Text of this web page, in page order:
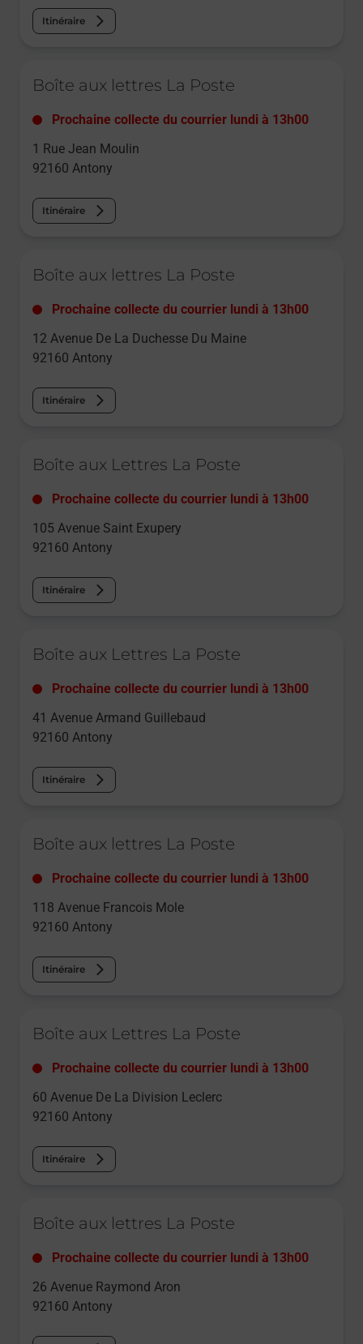
Itinéraire
Boîte aux lettres La Poste
Prochaine collecte du courrier lundi à 13h00
1 Rue Jean Moulin
92160 Antony
Itinéraire
Boîte aux lettres La Poste
Prochaine collecte du courrier lundi à 13h00
12 Avenue De La Duchesse Du Maine
92160 Antony
Itinéraire
Boîte aux Lettres La Poste
Prochaine collecte du courrier lundi à 13h00
105 Avenue Saint Exupery
92160 Antony
Itinéraire
Boîte aux Lettres La Poste
Prochaine collecte du courrier lundi à 13h00
41 Avenue Armand Guillebaud
92160 Antony
Itinéraire
Boîte aux lettres La Poste
Prochaine collecte du courrier lundi à 13h00
118 Avenue Francois Mole
92160 Antony
Itinéraire
Boîte aux Lettres La Poste
Prochaine collecte du courrier lundi à 13h00
60 Avenue De La Division Leclerc
92160 Antony
Itinéraire
Boîte aux lettres La Poste
Prochaine collecte du courrier lundi à 13h00
26 Avenue Raymond Aron
92160 Antony